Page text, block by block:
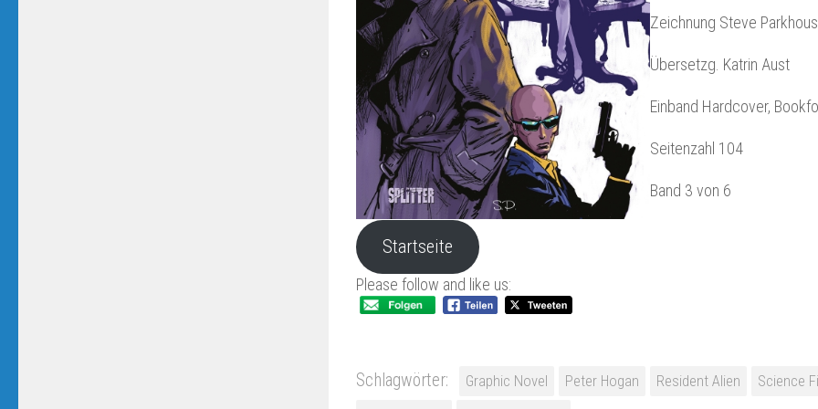
Zeichnung Steve
Übersetzg. Katrin Aust
Einband Hardcover,
Seitenzahl 104
Band 3 von 6
Startseite
Please follow and like us:
Schlagwörter: Graphic Novel Peter Hogan Resident Alien
Science